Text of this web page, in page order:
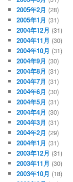
2005年2月 (28)
2005年1月 (31)
2004年12月 (31)
2004年11月 (30)
2004年10月 (31)
2004年9月 (30)
2004年8月 (31)
2004年7月 (31)
2004年6月 (30)
2004年5月 (31)
2004年4月 (30)
2004年3月 (31)
2004年2月 (29)
2004年1月 (31)
2003年12月 (31)
2003年11月 (30)
2003年10月 (18)